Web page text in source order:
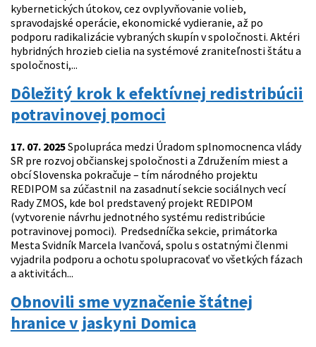
kybernetických útokov, cez ovplyvňovanie volieb,
spravodajské operácie, ekonomické vydieranie, až po
podporu radikalizácie vybraných skupín v spoločnosti. Aktéri
hybridných hrozieb cielia na systémové zraniteľnosti štátu a
spoločnosti,...
Dôležitý krok k efektívnej redistribúcii
potravinovej pomoci
17. 07. 2025Spolupráca medzi Úradom splnomocnenca vlády
SR pre rozvoj občianskej spoločnosti a Združením miest a
obcí Slovenska pokračuje – tím národného projektu
REDIPOM sa zúčastnil na zasadnutí sekcie sociálnych vecí
Rady ZMOS, kde bol predstavený projekt REDIPOM
(vytvorenie návrhu jednotného systému redistribúcie
potravinovej pomoci). Predsedníčka sekcie, primátorka
Mesta Svidník Marcela Ivančová, spolu s ostatnými členmi
vyjadrila podporu a ochotu spolupracovať vo všetkých fázach
a aktivitách...
Obnovili sme vyznačenie štátnej
hranice v jaskyni Domica